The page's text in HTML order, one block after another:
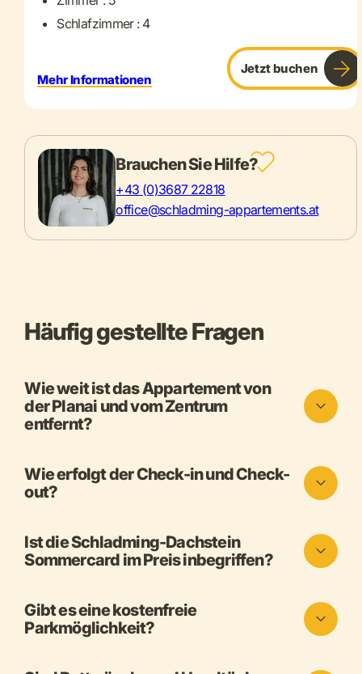
Schlafzimmer : 4
Mehr Informationen
Jetzt buchen
Brauchen Sie Hilfe?
+43 (0)3687 22818
office@schladming-appartements.at
Häufig gestellte Fragen
Wie weit ist das Appartement von
der Planai und vom Zentrum
entfernt?
Wie erfolgt der Check-in und Check-
out?
Ist die Schladming-Dachstein
Sommercard im Preis inbegriffen?
Gibt es eine kostenfreie
Parkmöglichkeit?